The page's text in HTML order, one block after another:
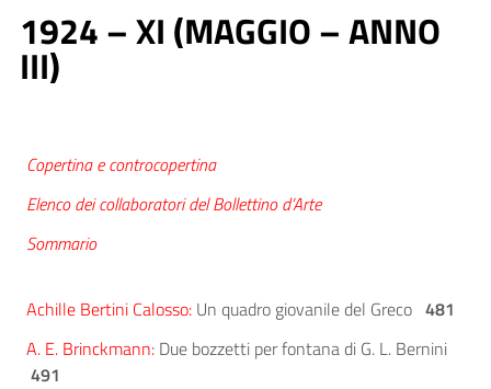
1924 – XI (MAGGIO – ANNO
III)
Copertina e controcopertina
Elenco dei collaboratori del Bollettino d’Arte
Sommario
Achille Bertini Calosso: Un quadro giovanile del Greco 481
A. E. Brinckmann: Due bozzetti per fontana di G. L. Bernini
491